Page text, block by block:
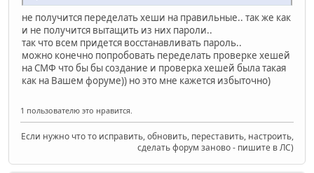
не получится переделать хеши на правильные.. так же как
и не получится вытащить из них пароли..
так что всем придется восстанавливать пароль..
можно конечно попробовать переделать проверке хешей
на СМФ что бы бы создание и проверка хешей была такая
как на Вашем форуме)) но это мне кажется избыточно)
1 пользователю это нравится.
Если нужно что то исправить, обновить, переставить, настроить,
сделать форум заново - пишите в ЛС)